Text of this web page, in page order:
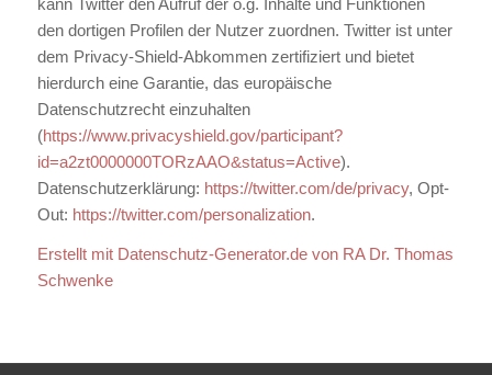
den dortigen Profilen der Nutzer zuordnen. Twitter ist unter
dem Privacy-Shield-Abkommen zertifiziert und bietet
hierdurch eine Garantie, das europäische
Datenschutzrecht einzuhalten
(https://www.privacyshield.gov/participant?
id=a2zt0000000TORzAAO&status=Active).
Datenschutzerklärung: https://twitter.com/de/privacy, Opt-
Out: https://twitter.com/personalization.
Erstellt mit Datenschutz-Generator.de von RA Dr. Thomas
Schwenke